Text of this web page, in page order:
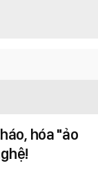
hóa "ảo